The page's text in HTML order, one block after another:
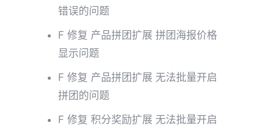
错误的问题
F 修复 产品拼团扩展 拼团海报价格
显示问题
F 修复 产品拼团扩展 无法批量开启
拼团的问题
F 修复 积分奖励扩展 无法批量开启